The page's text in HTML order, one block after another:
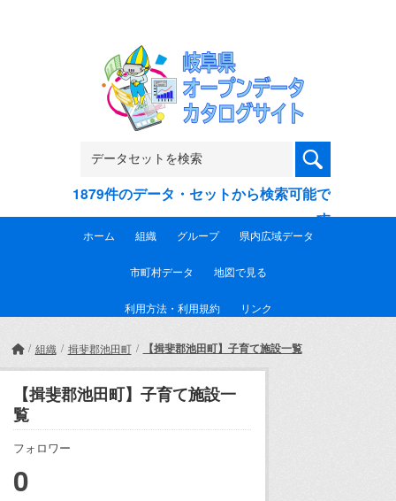
1879件のデータ・セットから検索可能で
す
ホーム 組織 グループ 県内広域データ
市町村データ 地図で見る
利用方法・利用規約 リンク
組織 揖斐郡池田町 【揖斐郡池田町】子育て施設一覧
【揖斐郡池田町】子育て施設一
覧
フォロワー
0